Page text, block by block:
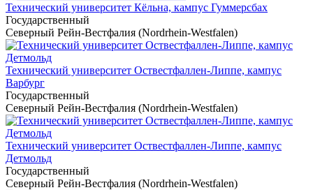
Технический университет Кёльна, кампус Гуммерсбах
Государственный
Северный Рейн-Вестфалия (Nordrhein-Westfalen)
Технический университет Оствестфаллен-Липпе, кампус
Варбург
Государственный
Северный Рейн-Вестфалия (Nordrhein-Westfalen)
Технический университет Оствестфаллен-Липпе, кампус
Детмольд
Государственный
Северный Рейн-Вестфалия (Nordrhein-Westfalen)